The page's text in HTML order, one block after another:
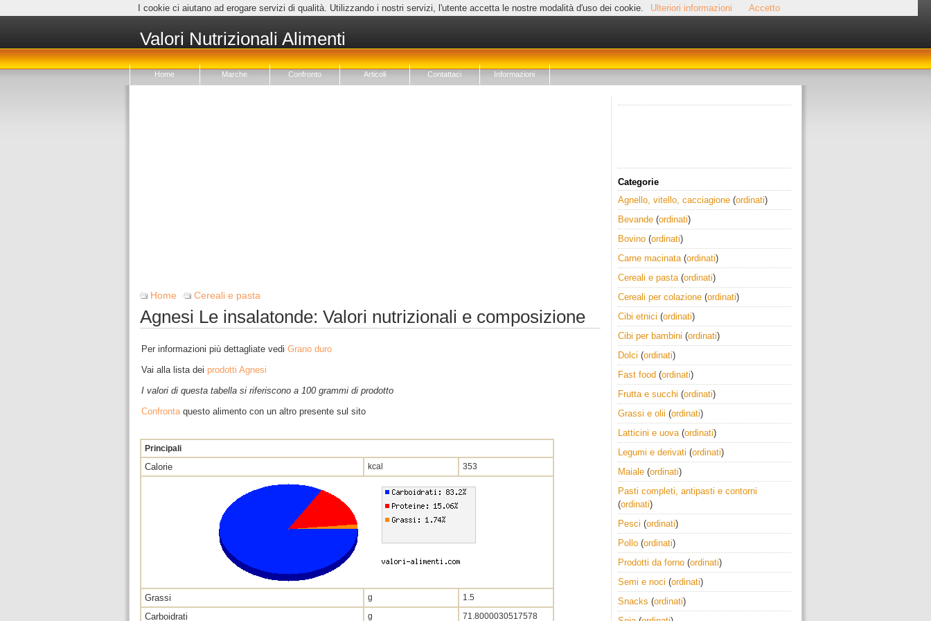
I cookie ci aiutano ad erogare servizi di qualità. Utilizzando i nostri servizi, l'utente accetta le nostre modalità d'uso dei cookie. Ulteriori informazioni Accetto
Valori Nutrizionali Alimenti
Home Marche Confronto Articoli Contattaci Informazioni
Home Cereali e pasta
Agnesi Le insalatonde: Valori nutrizionali e composizione
Per informazioni più dettagliate vedi Grano duro
Vai alla lista dei prodotti Agnesi
I valori di questa tabella si riferiscono a 100 grammi di prodotto
Confrontaquesto alimento con un altro presente sul sito
Principali
Calorie kcal 353
Grassi g 1.5
Carboidrati g 71.8000030517578
Categorie
Agnello, vitello, cacciagione (ordinati)
Bevande (ordinati)
Bovino (ordinati)
Carne macinata(ordinati)
Cereali e pasta(ordinati)
Cereali per colazione (ordinati)
Cibi etnici (ordinati)
Cibi per bambini (ordinati)
Dolci (ordinati)
Fast food (ordinati)
Frutta e succhi (ordinati)
Grassi e olii (ordinati)
Latticini e uova(ordinati)
Legumi e derivati (ordinati)
Maiale (ordinati)
Pasti completi, antipasti e contorni
(ordinati)
Pesci (ordinati)
Pollo (ordinati)
Prodotti da forno (ordinati)
Semi e noci (ordinati)
Snacks (ordinati)